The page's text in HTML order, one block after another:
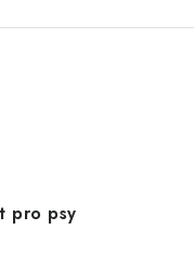
pro psy